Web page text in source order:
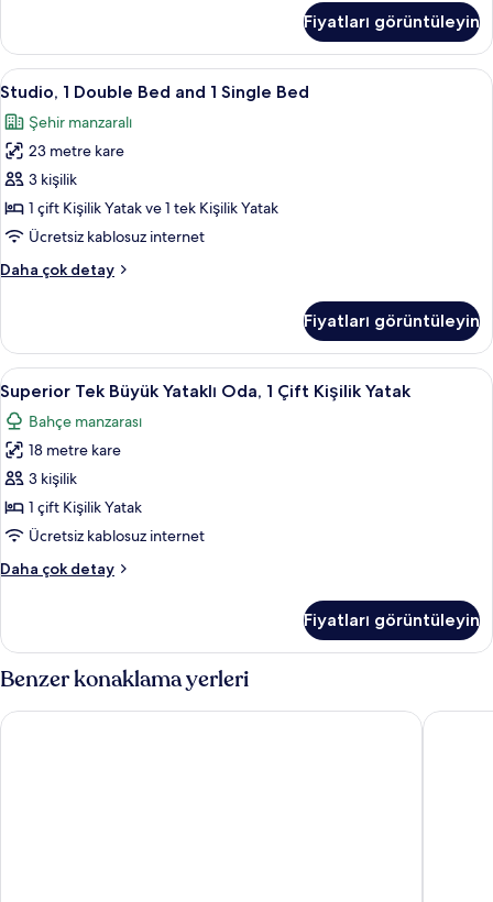
için
tüm
fotoğrafları
görün
Oda,
Çift
Yatak
hakkında
daha
fazla
detay
Fiyatları görüntüleyin
Studio,
1
Double
Bed
and
1
Single
için
görün
Studio, 1 Double Bed and 1 Single
6
Studio, 1 Double Bed and 1 Single Bed
Şehir manzaralı
23 metre kare
3 kişilik
1 çift Kişilik Yatak ve 1 tek Kişilik Yatak
Ücretsiz kablosuz internet
Daha çok detay
Studio,
and
Single
Bed
hakkında
daha
fazla
detay
Fiyatları görüntüleyin
Superior
Tek
Büyük
Yataklı
Oda,
1
Çift
Yatak
fotoğrafları
görün
Superior Tek Büyük Yataklı Oda, 1
7
Superior Tek Büyük Yataklı Oda, 1 Çift Kişilik Yatak
Bahçe manzarası
18 metre kare
3 kişilik
1 çift Kişilik Yatak
Ücretsiz kablosuz internet
Daha çok detay
Superior
Oda,
1
Çift
Kişilik
Yatak
Fiyatları görüntüleyin
Benzer konaklama yerleri
Surf Eğitim Merkezi Oteli Akar